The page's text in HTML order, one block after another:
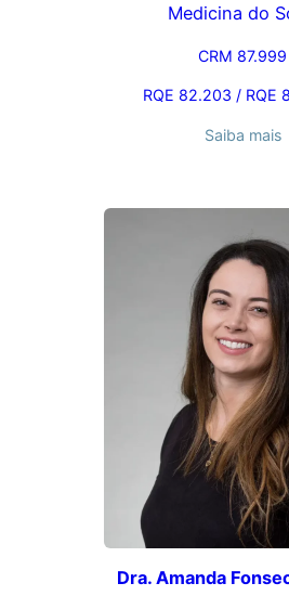
Medicina do
CRM 87.999
RQE 82.203 / RQE
Saiba mais
Dra. Amanda